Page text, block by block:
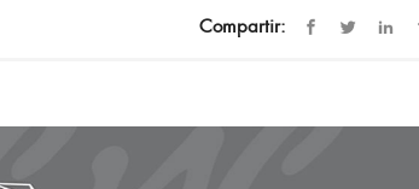
Compartir: